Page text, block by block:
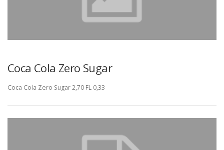
Coca Cola Zero Sugar
Coca Cola Zero Sugar 2,70 FL 0,33